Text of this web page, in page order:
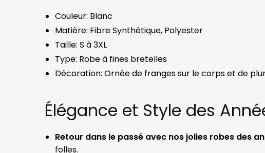
Couleur: Blanc
Matière: Fibre Synthétique, Polyester
Taille: S à 3XL
Type: Robe à fines bretelles
Décoration: Ornée de franges sur le corps et de
Élégance et Style des
Retour dans le passé avec nos jolies robes des
folles.